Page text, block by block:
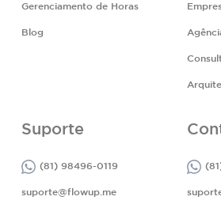
Gerenciamento de Horas
Blog
Suporte
(81) 98496-0119
suporte@flowup.me